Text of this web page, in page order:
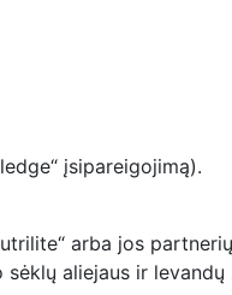
įsipareigojimą).
arba jos
aliejaus ir levandų